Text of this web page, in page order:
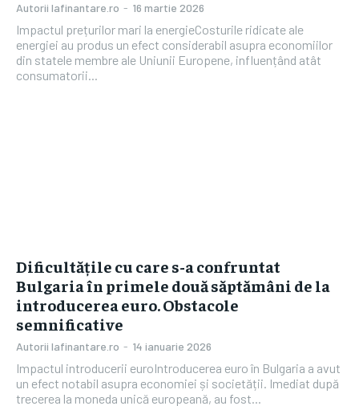
Autorii Iafinantare.ro - 16 martie 2026
Impactul prețurilor mari la energieCosturile ridicate ale
energiei au produs un efect considerabil asupra economiilor
din statele membre ale Uniunii Europene, influențând atât
consumatorii...
Dificultățile cu care s-a confruntat
Bulgaria în primele două săptămâni de la
introducerea euro. Obstacole
semnificative
Autorii Iafinantare.ro - 14 ianuarie 2026
Impactul introducerii euroIntroducerea euro în Bulgaria a avut
un efect notabil asupra economiei și societății. Imediat după
trecerea la moneda unică europeană, au fost...